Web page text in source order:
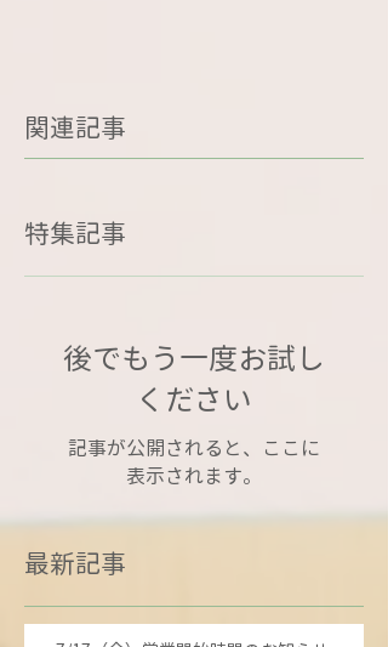
関連記事
特集記事
後でもう一度お試し
ください
記事が公開されると、ここに
表示されます。
最新記事